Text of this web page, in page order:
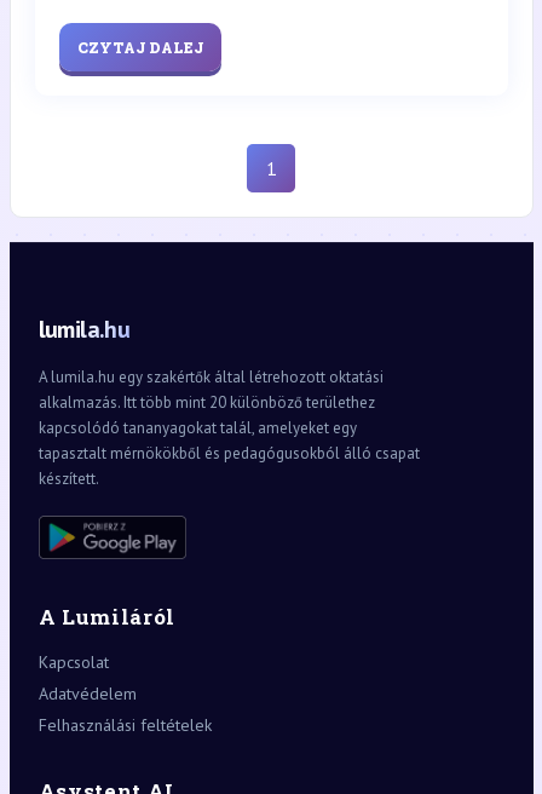
CZYTAJ DALEJ
1
lumila.hu
A lumila.hu egy szakértők által létrehozott oktatási
alkalmazás. Itt több mint 20 különböző területhez
kapcsolódó tananyagokat talál, amelyeket egy
tapasztalt mérnökökből és pedagógusokból álló csapat
készített.
A Lumiláról
Kapcsolat
Adatvédelem
Felhasználási feltételek